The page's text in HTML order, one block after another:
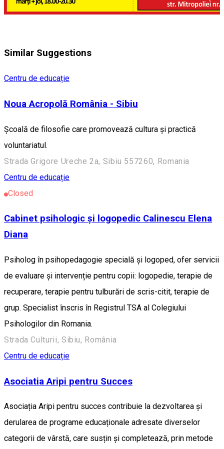
Similar Suggestions
Centru de educație
Noua Acropolă România - Sibiu
Școală de filosofie care promovează cultura și practică
voluntariatul.
Strada Grigore Ureche 2a, Sibiu 557260, Romania
Centru de educație
Closed
Cabinet psihologic și logopedic Calinescu Elena
Diana
Psiholog în psihopedagogie specială și logoped, ofer servicii
de evaluare și intervenție pentru copii: logopedie, terapie de
recuperare, terapie pentru tulburări de scris-citit, terapie de
grup. Specialist înscris în Registrul TSA al Colegiului
Psihologilor din Romania.
Strada Culturii, Sibiu, România
Centru de educație
Asociatia Aripi pentru Succes
Asociația Aripi pentru succes contribuie la dezvoltarea și
derularea de programe educaționale adresate diverselor
categorii de vârstă, care susțin și completează, prin metode